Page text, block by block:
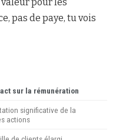
pas de paye, tu vois
sur la rémunération
significative de la
actions